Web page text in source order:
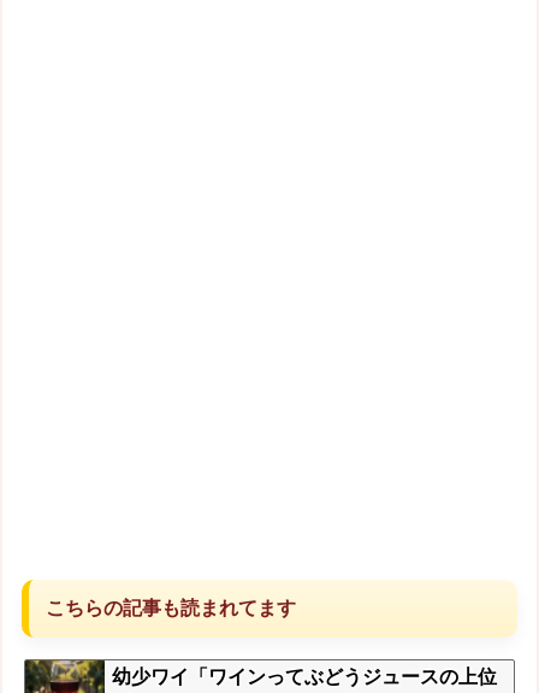
こちらの記事も読まれてます
幼少ワイ「ワインってぶどうジュースの上位